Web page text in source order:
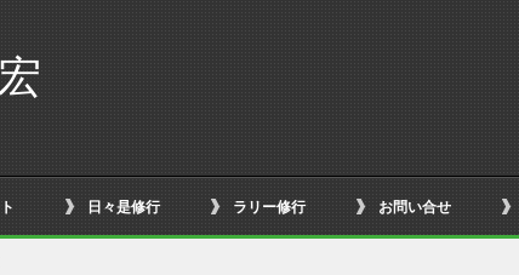
日々是修行 ラリー修行 お問い合せ